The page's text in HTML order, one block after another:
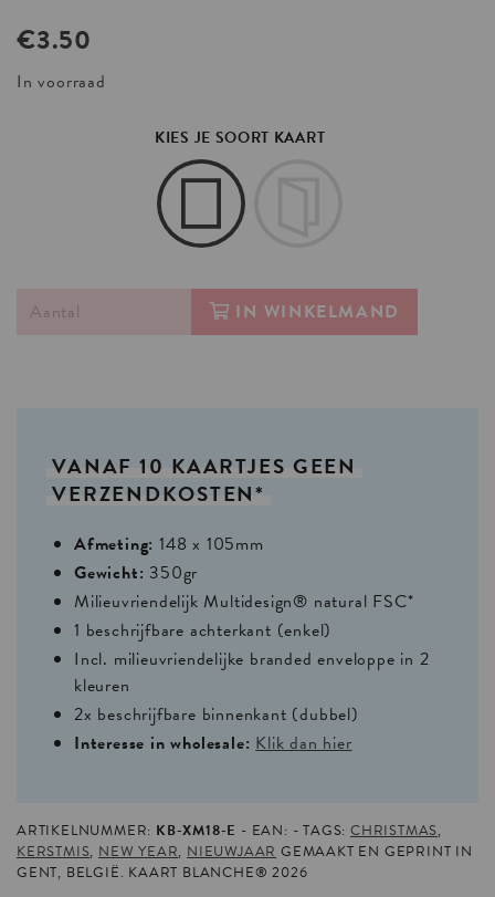
€3.50
In voorraad
KIES JE SOORT KAART
IN WINKELMAND
VANAF 10 KAARTJES GEEN
VERZENDKOSTEN*
Afmeting: 148 x 105mm
Gewicht: 350gr
Milieuvriendelijk Multidesign® natural FSC*
1 beschrijfbare achterkant (enkel)
Incl. milieuvriendelijke branded enveloppe in 2
kleuren
2x beschrijfbare binnenkant (dubbel)
Interesse in wholesale: Klik dan hier
ARTIKELNUMMER: KB-XM18-E EAN: TAGS:CHRISTMAS,
KERSTMIS, NEW YEAR, NIEUWJAAR GEMAAKT EN GEPRINT IN
GENT, BELGIË. KAART BLANCHE® 2026